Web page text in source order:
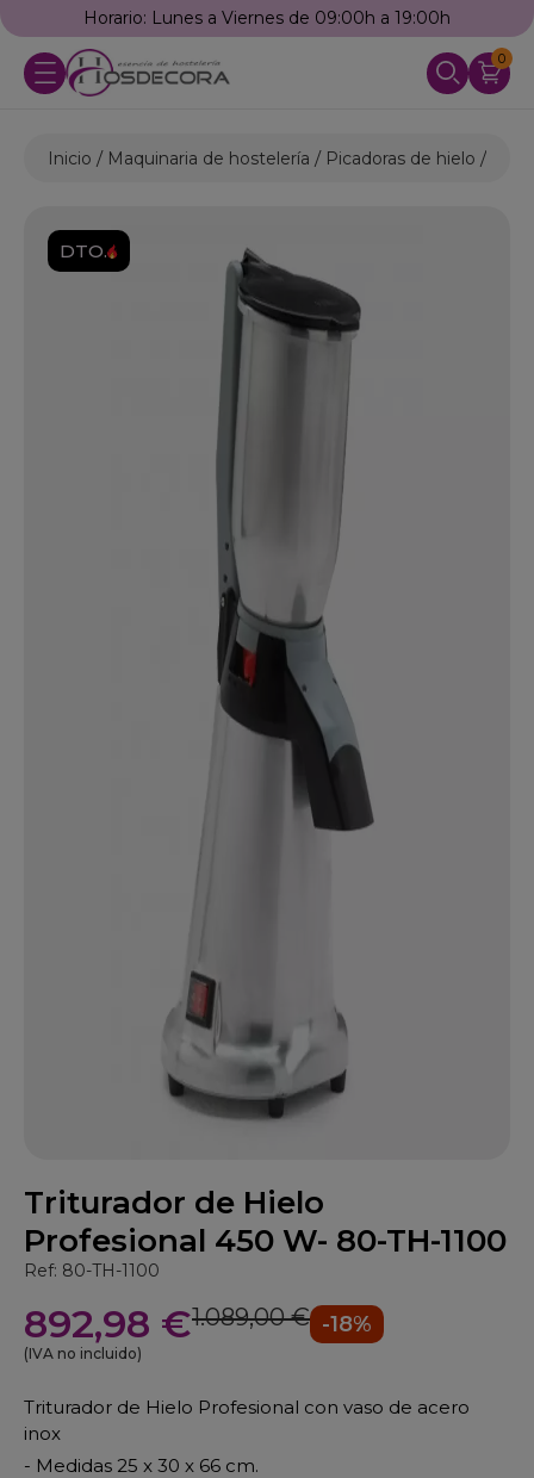
Horario: Lunes a Viernes de 09:00h a 19:00h
0
Inicio Maquinaria de hostelería Picadoras de hielo
DTO.
Triturador de Hielo
Profesional 450 W- 80-TH-1100
Ref: 80-TH-1100
892,98 €1.089,00 € -18%
(IVA no incluido)
Triturador de Hielo Profesional con vaso de acero
inox
- Medidas 25 x 30 x 66 cm.